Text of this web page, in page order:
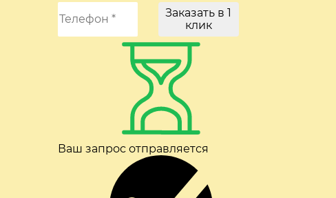
Заказать в 1
клик
Ваш запрос отправляется